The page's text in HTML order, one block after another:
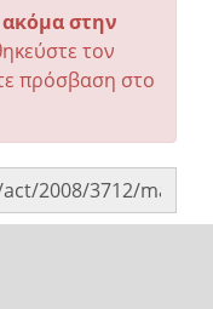
στην
τον
πρόσβαση στο